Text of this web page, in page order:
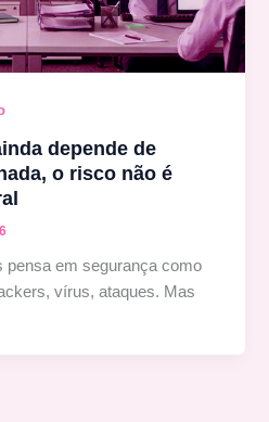
depende de
o risco não é
pensa em segurança como
vírus, ataques. Mas